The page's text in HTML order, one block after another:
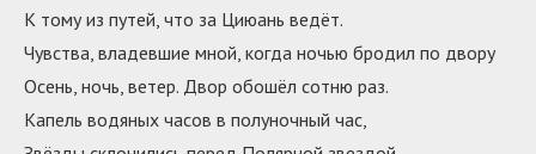
К тому из путей, что за Циюань ведёт.
Чувства, владевшие мной, когда ночью бродил по двору
Осень, ночь, ветер. Двор обошёл сотню раз.
Капель водяных часов в полуночный час,